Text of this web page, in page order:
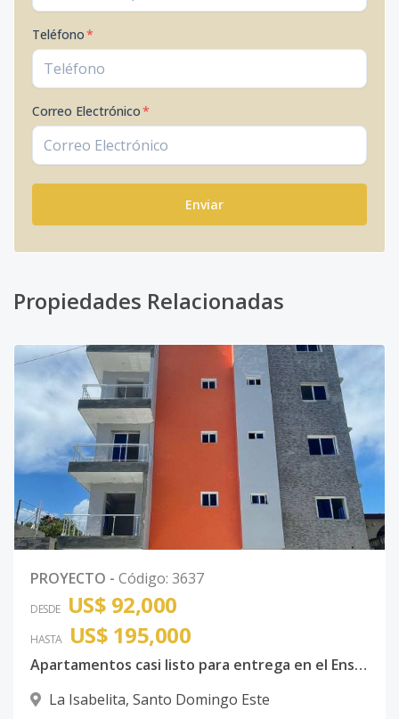
Teléfono*
Correo Electrónico*
Enviar
Propiedades Relacionadas
PROYECTO - Código: 3637
DESDE US$ 92,000
HASTA US$ 195,000
Apartamentos casi listo para entrega en el Ensanche Isabelita, Proximo a la Ave. España.
La Isabelita, Santo Domingo Este